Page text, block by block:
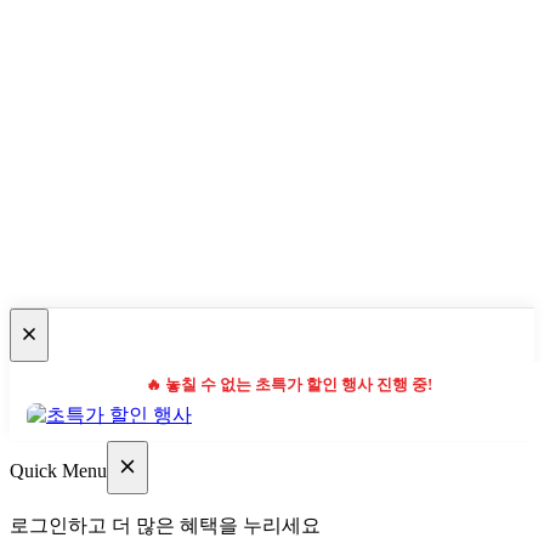
🔥 놓칠 수 없는 초특가 할인 행사 진행 중!
Quick Menu
로그인하고 더 많은 혜택을 누리세요